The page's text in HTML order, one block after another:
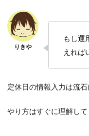
もし運
えれば
定休日の情報入力は流石
やり方はすぐに理解して